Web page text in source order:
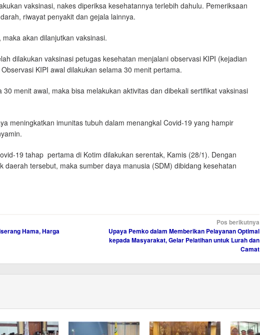
vaksinasi, nakes diperiksa kesehatannya terlebih dahulu. Pemeriksaan
riwayat penyakit dan gejala lainnya.
akan dilanjutkan vaksinasi.
dilakukan vaksinasi petugas kesehatan menjalani observasi KIPI (kejadian
KIPI awal dilakukan selama 30 menit pertama.
30 menit awal, maka bisa melakukan aktivitas dan dibekali sertifikat vaksinasi
meningkatkan imunitas tubuh dalam menangkal Covid-19 yang hampir
19 tahap pertama di Kotim dilakukan serentak, Kamis (28/1). Dengan
daerah tersebut, maka sumber daya manusia (SDM) dibidang kesehatan
Hama, Harga
Pos berikutnya
Upaya Pemko dalam Memberikan Pelayanan Optimal
kepada Masyarakat, Gelar Pelatihan untuk Lurah dan
Camat